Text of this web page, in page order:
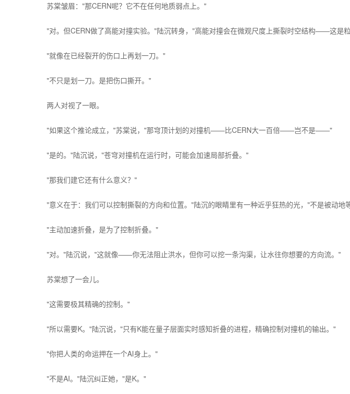
苏棠皱眉："那CERN呢？它不在任何地质弱点上。"
"对。但CERN做了高能对撞实验。"陆沉转身，"高能对撞会在微观尺度上撕裂时空结构——这
"就像在已经裂开的伤口上再划一刀。"
"不只是划一刀。是把伤口撕开。"
两人对视了一眼。
"如果这个推论成立，"苏棠说，"那穹顶计划的对撞机——比CERN大一百倍——岂不是——"
"是的。"陆沉说，"苍穹对撞机在运行时，可能会加速局部折叠。"
"那我们建它还有什么意义？"
"意义在于：我们可以控制撕裂的方向和位置。"陆沉的眼睛里有一种近乎狂热的光，"不是被动
"主动加速折叠，是为了控制折叠。"
"对。"陆沉说，"这就像——你无法阻止洪水，但你可以挖一条沟渠，让水往你想要的方向流。"
苏棠想了一会儿。
"这需要极其精确的控制。"
"所以需要K。"陆沉说，"只有K能在量子层面实时感知折叠的进程，精确控制对撞机的输出。"
"你把人类的命运押在一个AI身上。"
"不是AI。"陆沉纠正她，"是K。"